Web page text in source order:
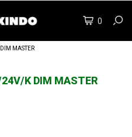
0
MASTER
K DIM MASTER